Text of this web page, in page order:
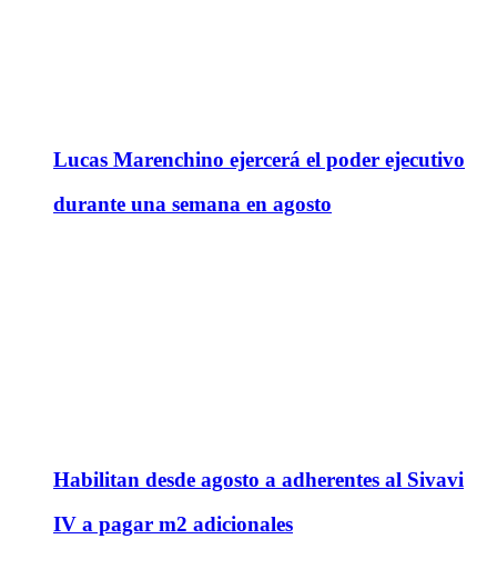
Lucas Marenchino ejercerá el poder ejecutivo
durante una semana en agosto
Habilitan desde agosto a adherentes al Sivavi
IV a pagar m2 adicionales